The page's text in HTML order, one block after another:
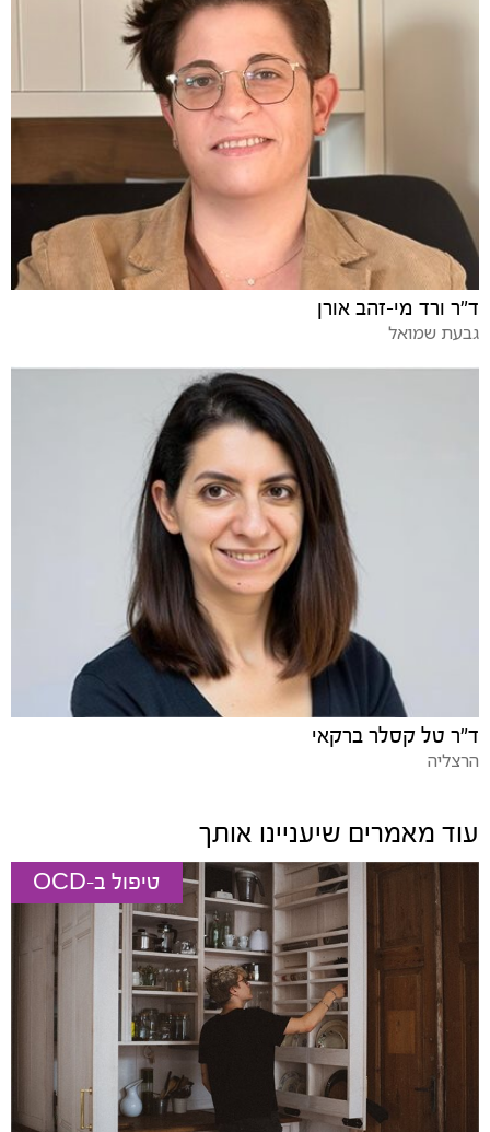
ד"ר ורד מי-זהב אורן
גבעת שמואל
ד"ר טל קסלר ברקאי
הרצליה
עוד מאמרים שיעניינו אותך
טיפול ב-OCD